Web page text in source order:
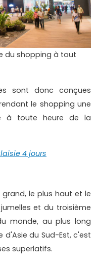
du shopping à tout
sont donc conçues
le shopping une
à toute heure de la
4 jours
grand, le plus haut et le
et du troisième
monde, au plus long
du Sud-Est, c'est
superlatifs.